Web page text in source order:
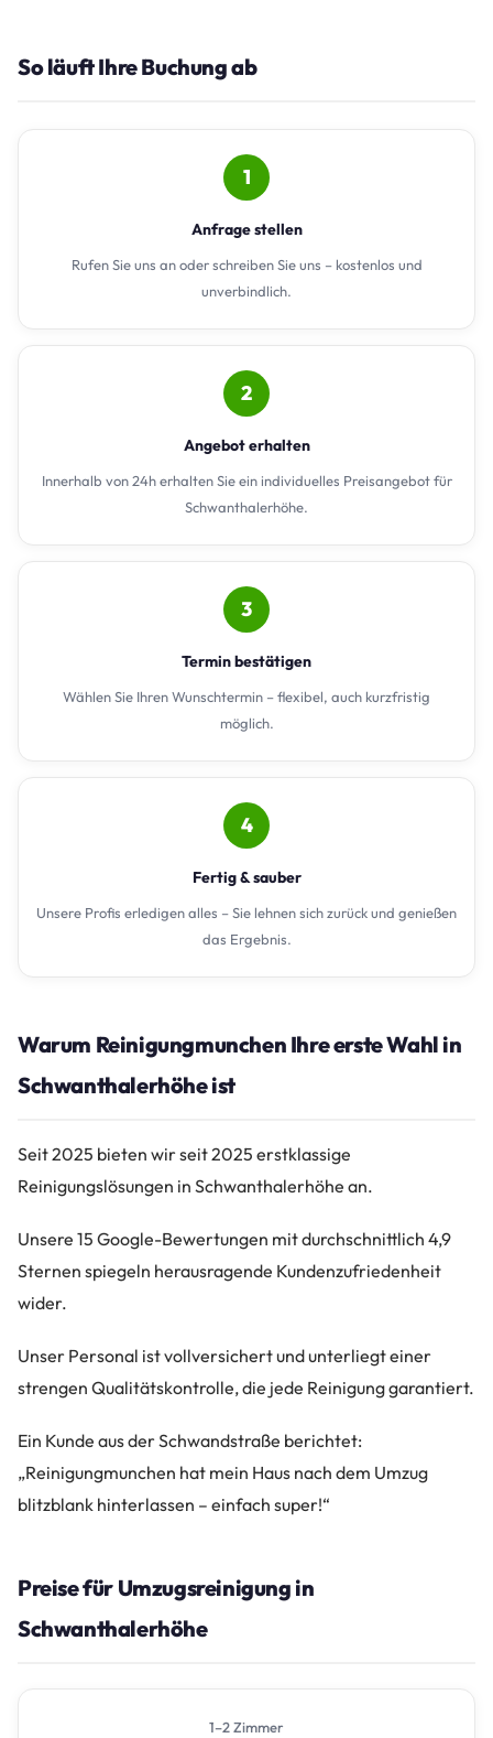
So läuft Ihre Buchung ab
1
Anfrage stellen
Rufen Sie uns an oder schreiben Sie uns – kostenlos und
unverbindlich.
2
Angebot erhalten
Innerhalb von 24h erhalten Sie ein individuelles Preisangebot für
Schwanthalerhöhe.
3
Termin bestätigen
Wählen Sie Ihren Wunschtermin – flexibel, auch kurzfristig
möglich.
4
Fertig & sauber
Unsere Profis erledigen alles – Sie lehnen sich zurück und genießen
das Ergebnis.
Warum Reinigungmunchen Ihre erste Wahl in
Schwanthalerhöhe ist
Seit 2025 bieten wir seit 2025 erstklassige
Reinigungslösungen in Schwanthalerhöhe an.
Unsere 15 Google-Bewertungen mit durchschnittlich 4,9
Sternen spiegeln herausragende Kundenzufriedenheit
wider.
Unser Personal ist vollversichert und unterliegt einer
strengen Qualitätskontrolle, die jede Reinigung garantiert.
Ein Kunde aus der Schwandstraße berichtet:
„Reinigungmunchen hat mein Haus nach dem Umzug
blitzblank hinterlassen – einfach super!“
Preise für Umzugsreinigung in
Schwanthalerhöhe
1–2 Zimmer